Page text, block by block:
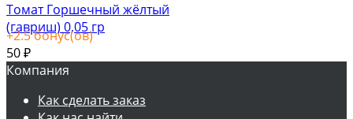
Томат Горшечный жёлтый
(гавриш) 0,05 гр
+2.5бонус(ов)
50 ₽
Компания
Как сделать заказ